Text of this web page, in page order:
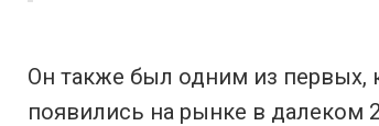
Он также был одним из первых,
появились на рынке в далеком